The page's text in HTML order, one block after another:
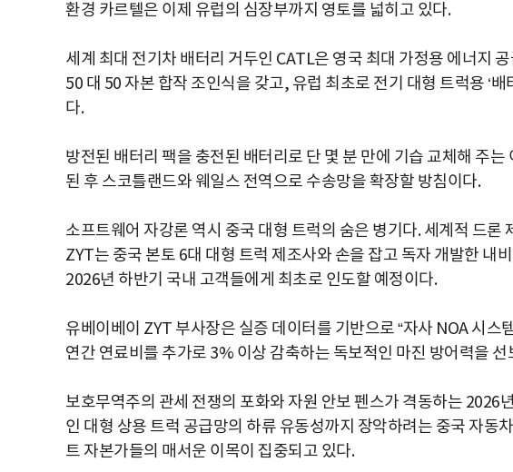
환경 카르텔은 이제 유럽의 심장부까지 영토를 넓히고 있다.
세계 최대 전기차 배터리 거두인 CATL은 영국 최대 가정용 에너지
50 대 50 자본 합작 조인식을 갖고, 유럽 최초로 전기 대형 트럭용 ‘
다.
방전된 배터리 팩을 충전된 배터리로 단 몇 분 만에 기습 교체해 주
된 후 스코틀랜드와 웨일스 전역으로 수송망을 확장할 방침이다.
소프트웨어 자강론 역시 중국 대형 트럭의 숨은 병기다. 세계적 드
ZYT는 중국 본토 6대 대형 트럭 제조사와 손을 잡고 독자 개발한 내
2026년 하반기 국내 고객들에게 최초로 인도할 예정이다.
유베이베이 ZYT 부사장은 실증 데이터를 기반으로 “자사 NOA 시
연간 연료비를 추가로 3% 이상 감축하는 독보적인 마진 방어력을 선
보호무역주의 관세 전쟁의 포화와 자원 안보 펜스가 격동하는 2026
인 대형 상용 트럭 공급망의 하류 유동성까지 장악하려는 중국 자동
트 자본가들의 매서운 이목이 집중되고 있다.